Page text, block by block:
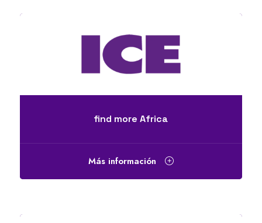
find more Africa
Más información